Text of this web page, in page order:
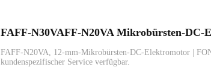
FAFF-N20VA, 12-mm-Mikrobürsten-DC-Elektromotor |
kundenspezifischer Service verfügbar.